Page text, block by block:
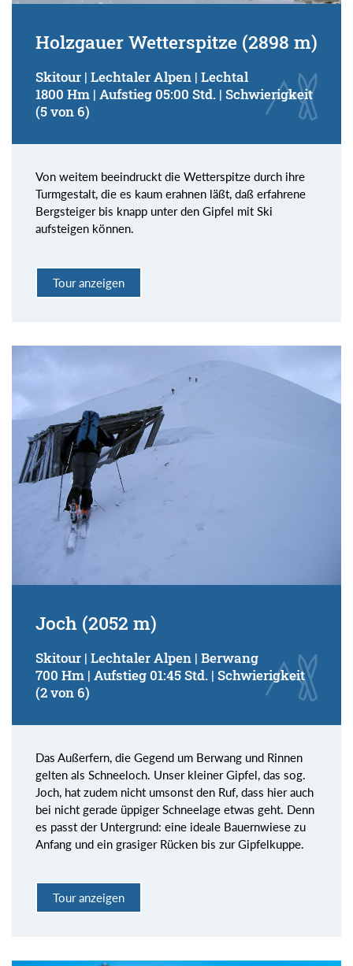
Holzgauer Wetterspitze (2898 m)
Skitour | Lechtaler Alpen | Lechtal
1800 Hm | Aufstieg 05:00 Std. | Schwierigkeit
(5 von 6)
Von weitem beeindruckt die Wetterspitze durch ihre
Turmgestalt, die es kaum erahnen läßt, daß erfahrene
Bergsteiger bis knapp unter den Gipfel mit Ski
aufsteigen können.
Tour anzeigen
Joch (2052 m)
Skitour | Lechtaler Alpen | Berwang
700 Hm | Aufstieg 01:45 Std. | Schwierigkeit
(2 von 6)
Das Außerfern, die Gegend um Berwang und Rinnen
gelten als Schneeloch. Unser kleiner Gipfel, das sog.
Joch, hat zudem nicht umsonst den Ruf, dass hier auch
bei nicht gerade üppiger Schneelage etwas geht. Denn
es passt der Untergrund: eine ideale Bauernwiese zu
Anfang und ein grasiger Rücken bis zur Gipfelkuppe.
Tour anzeigen